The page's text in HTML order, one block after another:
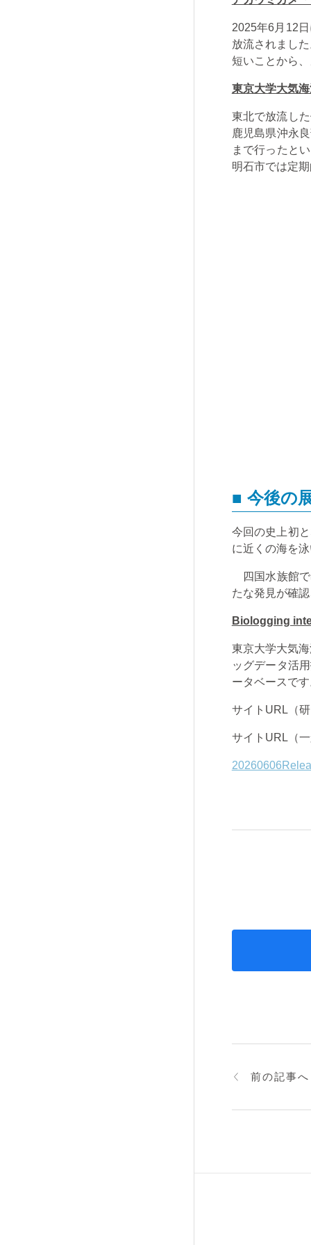
2025年6月12
放流されまし
短いことから
東京大学大気
東北で放流し
鹿児島県沖永
まで行ったと
明石市では定
■ 今後の
今回の史上初
に近くの海を
四国水族館で
たな発見が確
Biologging
東京大学大気
ッグデータ活
ータベースです
サイト URL （
サイト URL （
前の記事へ